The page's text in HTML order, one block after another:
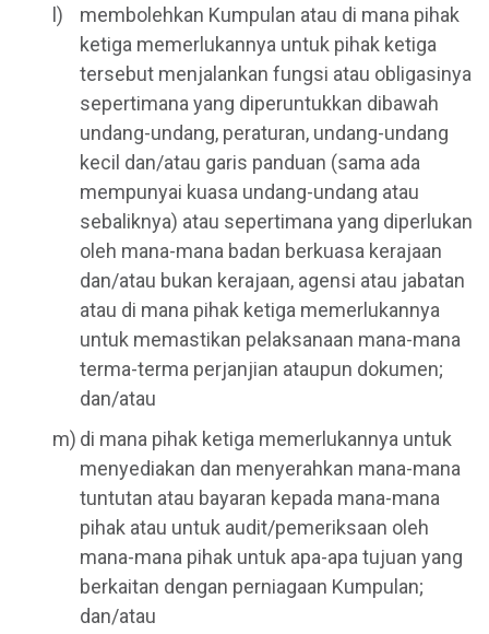
membolehkan Kumpulan atau di mana pihak
ketiga memerlukannya untuk pihak ketiga
tersebut menjalankan fungsi atau obligasinya
sepertimana yang diperuntukkan dibawah
undang-undang, peraturan, undang-undang
kecil dan/atau garis panduan (sama ada
mempunyai kuasa undang-undang atau
sebaliknya) atau sepertimana yang diperlukan
oleh mana-mana badan berkuasa kerajaan
dan/atau bukan kerajaan, agensi atau jabatan
atau di mana pihak ketiga memerlukannya
untuk memastikan pelaksanaan mana-mana
terma-terma perjanjian ataupun dokumen;
dan/atau
di mana pihak ketiga memerlukannya untuk
menyediakan dan menyerahkan mana-mana
tuntutan atau bayaran kepada mana-mana
pihak atau untuk audit/pemeriksaan oleh
mana-mana pihak untuk apa-apa tujuan yang
berkaitan dengan perniagaan Kumpulan;
dan/atau